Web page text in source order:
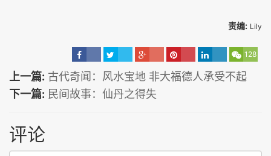
责编: Lily
128
上一篇: 古代奇闻：风水宝地 非大福德人承受不起
下一篇: 民间故事：仙丹之得失
评论